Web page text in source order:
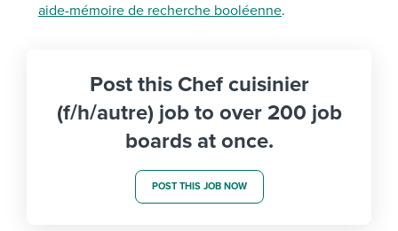
aide-mémoire de recherche booléenne.
Post this Chef cuisinier
(f/h/autre) job to over 200 job
boards at once.
POST THIS JOB NOW